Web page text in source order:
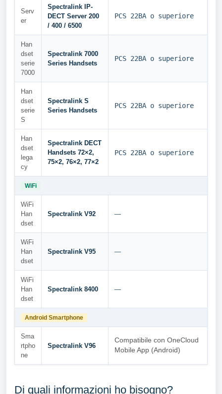
Serv
er
Spectralink IP-
DECT Server 200
/ 400 / 6500
PCS 22BA o superiore
Han
dset
serie
7000
Spectralink 7000
Series Handsets
PCS 22BA o superiore
Han
dset
serie
S
Spectralink S
Series Handsets
PCS 22BA o superiore
Han
dset
lega
cy
Spectralink DECT
Handsets 72×2,
75×2, 76×2, 77×2
PCS 22BA o superiore
WiFi
WiFi
Han
dset
Spectralink V92 —
WiFi
Han
dset
Spectralink V95 —
WiFi
Han
dset
Spectralink 8400 —
Android Smartphone
Sma
rtpho
ne
Spectralink V96
Compatibile con OneCloud
Mobile App (Android)
Di quali informazioni ho bisogno?